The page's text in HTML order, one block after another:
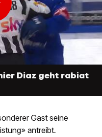
Diaz geht rabiat
Gast seine
antreibt.